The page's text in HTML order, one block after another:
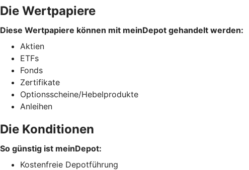
Die Wertpapiere
Diese Wertpapiere können mit meinDepot gehandelt werden:
Aktien
ETFs
Fonds
Zertifikate
Optionsscheine/Hebelprodukte
Anleihen
Die Konditionen
So günstig ist meinDepot:
Kostenfreie Depotführung